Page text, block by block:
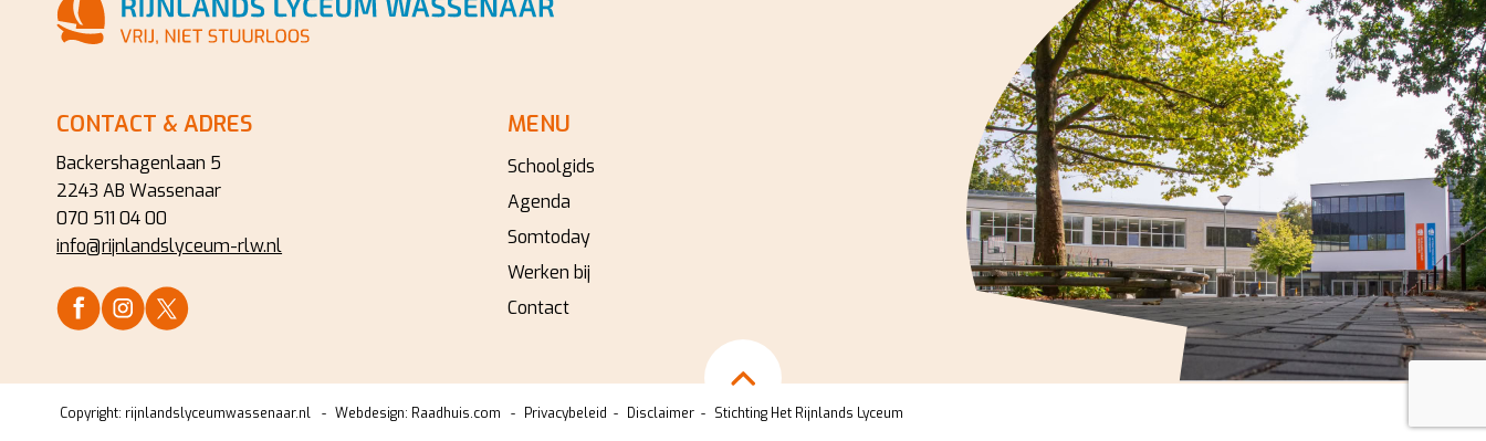
CONTACT & ADRES
Backershagenlaan 5
2243 AB Wassenaar
070 511 04 00
info@rijnlandslyceum-rlw.nl
MENU
Schoolgids
Agenda
Somtoday
Werken bij
Contact
Copyright: rijnlandslyceumwassenaar.nl Webdesign: Raadhuis.com Privacybeleid Disclaimer Stichting Het Rijnlands Lyceum